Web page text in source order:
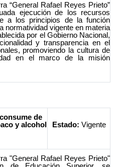
“General Rafael Reyes Prieto”
ejecución de los recursos
a los principios de la función
normatividad vigente en materia
por el Gobierno Nacional,
y transparencia en el
promoviendo la cultura de
en el marco de la misión
de
y alcohol
Estado: Vigente
"General Rafael Reyes Prieto"